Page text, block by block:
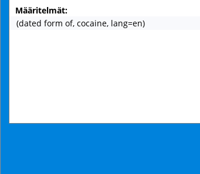
Määritelmät:
(dated form of, cocaine, lang=en)